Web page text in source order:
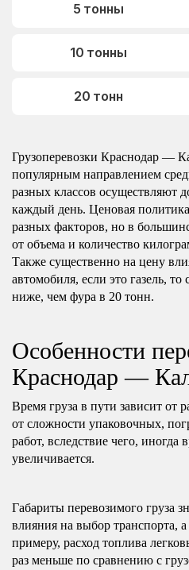
5 тонны
10 тонны
20 тонн
Грузоперевозки Краснодар —
популярным направлением
разных классов осуществляют
каждый день. Ценовая
разных факторов, но в
от объема и количество
Также существенно на цену
автомобиля, если это газель, то
ниже, чем фура в 20 тонн.
Особенности
Краснодар —
Время груза в пути зависит от
от сложности упаковочных,
работ, вследствие чего, иногда
увеличивается.
Габариты перевозимого груза
влияния на выбор транспорта,
примеру, расход топлива
раз меньше по сравнению с